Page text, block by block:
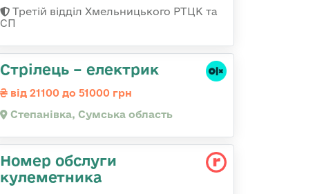
Третій відділ Хмельницького РТЦК та
СП
Стрілець – електрик
від 21100 до 51000 грн
Степанівка, Сумська область
Номер обслуги
кулеметника